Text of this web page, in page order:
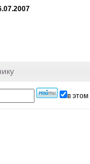
в этом